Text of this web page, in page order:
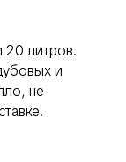
20 литров.
и
не